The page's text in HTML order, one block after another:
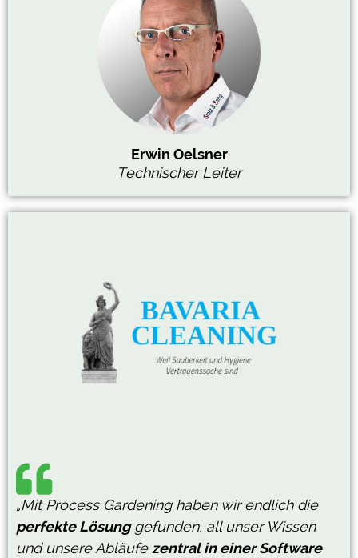
Erwin Oelsner
Technischer Leiter
„Mit Process Gardening haben wir endlich die
perfekte Lösunggefunden, all unser Wissen
und unsere Abläufezentral in einer Software